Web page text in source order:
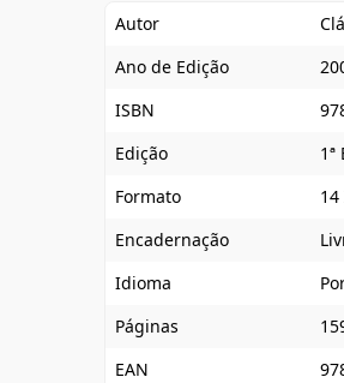
Autor
Ano de Edição
ISBN
Edição
1ª
Formato
14
Encadernação
Idioma
Páginas
EAN